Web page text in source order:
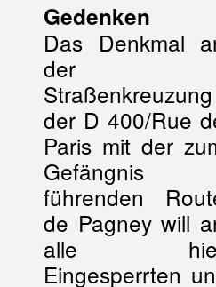
Gedenken
Das Denkmal
der
Straßenkreuzung
der D 400/Rue
Paris mit der
Gefängnis
führenden
de Pagney will
alle
Eingesperrten